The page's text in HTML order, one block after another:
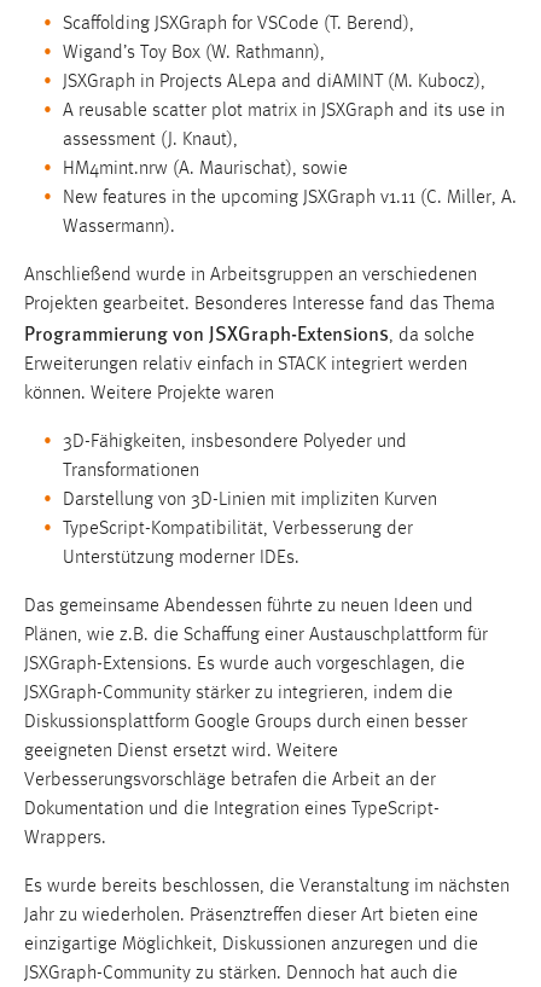
Scaffolding JSXGraph for VSCode (T. Berend),
Wigand’s Toy Box (W. Rathmann),
JSXGraph in Projects ALepa and diAMINT (M. Kubocz),
A reusable scatter plot matrix in JSXGraph and its use in
assessment (J. Knaut),
HM4mint.nrw (A. Maurischat), sowie
New features in the upcoming JSXGraph v1.11 (C. Miller, A.
Wassermann).
Anschließend wurde in Arbeitsgruppen an verschiedenen
Projekten gearbeitet. Besonderes Interesse fand das Thema
Programmierung von JSXGraph-Extensions, da solche
Erweiterungen relativ einfach in STACK integriert werden
können. Weitere Projekte waren
3D-Fähigkeiten, insbesondere Polyeder und
Transformationen
Darstellung von 3D-Linien mit impliziten Kurven
TypeScript-Kompatibilität, Verbesserung der
Unterstützung moderner IDEs.
Das gemeinsame Abendessen führte zu neuen Ideen und
Plänen, wie z.B. die Schaffung einer Austauschplattform für
JSXGraph-Extensions. Es wurde auch vorgeschlagen, die
JSXGraph-Community stärker zu integrieren, indem die
Diskussionsplattform Google Groups durch einen besser
geeigneten Dienst ersetzt wird. Weitere
Verbesserungsvorschläge betrafen die Arbeit an der
Dokumentation und die Integration eines TypeScript-
Wrappers.
Es wurde bereits beschlossen, die Veranstaltung im nächsten
Jahr zu wiederholen. Präsenztreffen dieser Art bieten eine
einzigartige Möglichkeit, Diskussionen anzuregen und die
JSXGraph-Community zu stärken. Dennoch hat auch die